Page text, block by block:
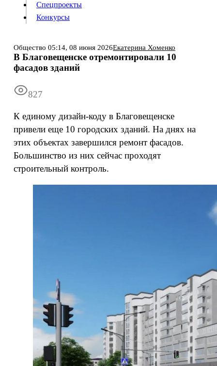
Информация Подписка
Спецпроекты
Конкурсы
Общество 05:14, 08 июня 2026Екатерина Хоменко
В Благовещенске отремонтировали 10
фасадов зданий
827
К единому дизайн-коду в Благовещенске
привели еще 10 городских зданий. На днях на
этих объектах завершился ремонт фасадов.
Большинство из них сейчас проходят
строительный контроль.